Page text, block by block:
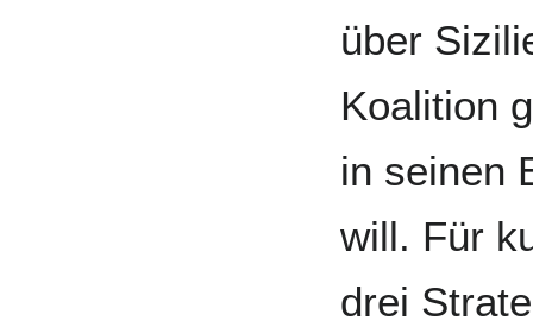
über
Koalition
in seinen
will. Für
drei